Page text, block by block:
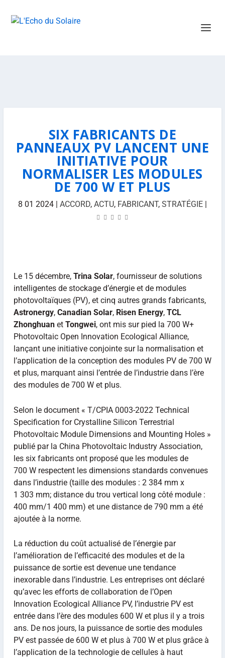
SIX FABRICANTS DE
PANNEAUX PV LANCENT UNE
INITIATIVE POUR
NORMALISER LES MODULES
DE 700 W ET PLUS
8 01 2024| ACCORD, ACTU, FABRICANT, STRATÉGIE|
Le 15 décembre, Trina Solar, fournisseur de solutions
intelligentes de stockage d’énergie et de modules
photovoltaïques (PV), et cinq autres grands fabricants,
Astronergy, Canadian Solar, Risen Energy, TCL
Zhonghuanet Tongwei, ont mis sur pied la 700 W+
Photovoltaic Open Innovation Ecological Alliance,
lançant une initiative conjointe sur la normalisation et
l’application de la conception des modules PV de 700 W
et plus, marquant ainsi l’entrée de l’industrie dans l’ère
des modules de 700 W et plus.
Selon le document « T/CPIA 0003-2022 Technical
Specification for Crystalline Silicon Terrestrial
Photovoltaic Module Dimensions and Mounting Holes »
publié par la China Photovoltaic Industry Association,
les six fabricants ont proposé que les modules de
700 W respectent les dimensions standards convenues
dans l’industrie (taille des modules : 2 384 mm x
1 303 mm; distance du trou vertical long côté module :
400 mm/1 400 mm) et une distance de 790 mm a été
ajoutée à la norme.
La réduction du coût actualisé de l’énergie par
l’amélioration de l’efficacité des modules et de la
puissance de sortie est devenue une tendance
inexorable dans l’industrie. Les entreprises ont déclaré
qu’avec les efforts de collaboration de l’Open
Innovation Ecological Alliance PV, l’industrie PV est
entrée dans l’ère des modules 600 W et plus il y a trois
ans. De nos jours, la puissance de sortie des modules
PV est passée de 600 W et plus à 700 W et plus grâce à
l’application de la technologie de cellules à haut